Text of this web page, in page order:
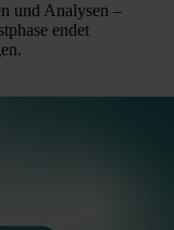
und Analysen –
endet